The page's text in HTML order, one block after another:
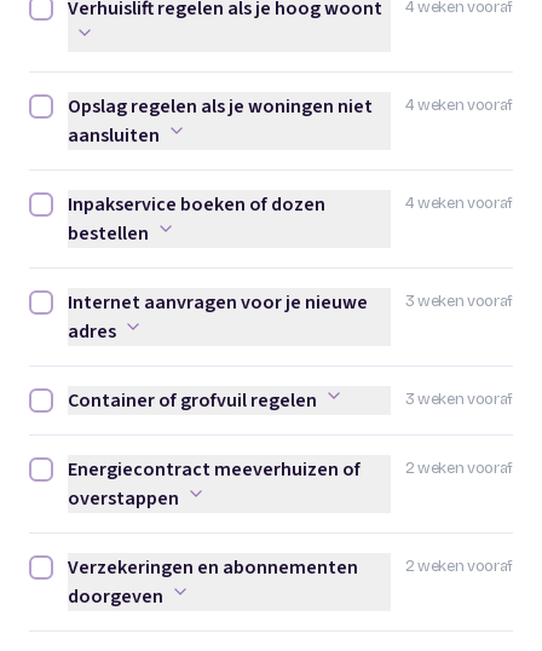
4 weken vooraf
Verhuislift regelen als je hoog woont afvinken
Verhuislift regelen als je hoog woont
4 weken vooraf
Opslag regelen als je woningen niet aansluiten afvinken
Opslag regelen als je woningen niet
aansluiten
4 weken vooraf
Inpakservice boeken of dozen bestellen afvinken
Inpakservice boeken of dozen
bestellen
3 weken vooraf
Internet aanvragen voor je nieuwe adres afvinken
Internet aanvragen voor je nieuwe
adres
3 weken vooraf
Container of grofvuil regelen afvinken
Container of grofvuil regelen
2 weken vooraf
Energiecontract meeverhuizen of overstappen afvinken
Energiecontract meeverhuizen of
overstappen
2 weken vooraf
Verzekeringen en abonnementen doorgeven afvinken
Verzekeringen en abonnementen
doorgeven